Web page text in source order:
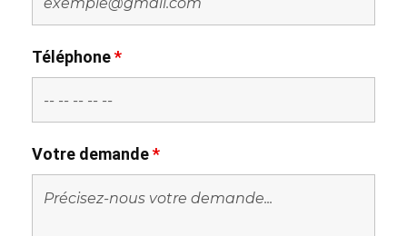
Téléphone*
Votre demande*